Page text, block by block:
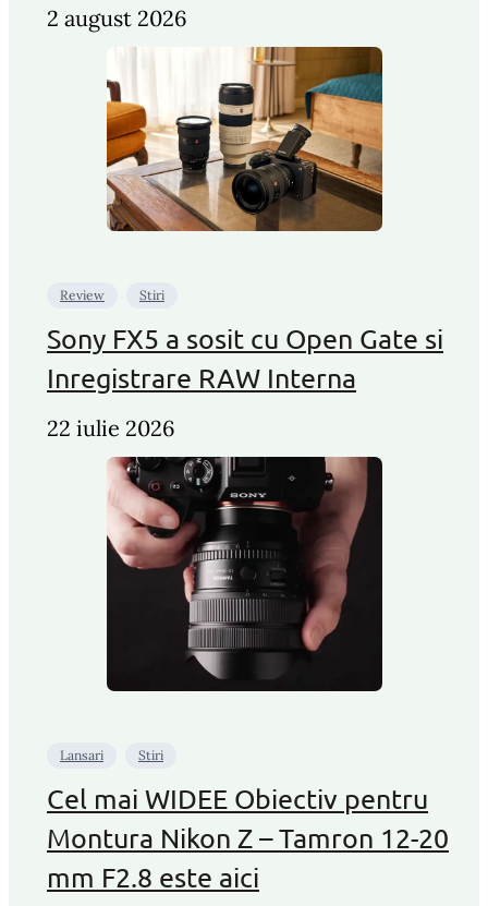
2 august 2026
Review Stiri
Sony FX5 a sosit cu Open Gate si
Inregistrare RAW Interna
22 iulie 2026
Lansari Stiri
Cel mai WIDEE Obiectiv pentru
Montura Nikon Z – Tamron 12-20
mm F2.8 este aici